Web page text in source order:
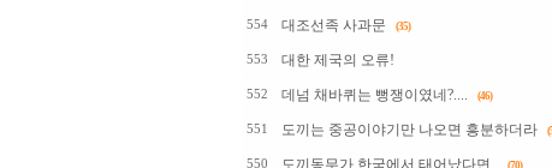
554 대조선족 사과문 (35)
553 대한 제국의 오류!
552 데넘 채바퀴는 뻥쟁이였네?.... (46)
551 도끼는 중공이야기만 나오면 흥분하더라
550 도끼동무가 한국에서 태어났다면.. (70)